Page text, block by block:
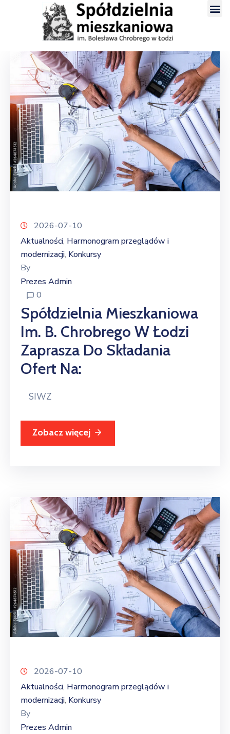
2026-07-10
Aktualności‚ Harmonogram przeglądów i
modernizacji‚ Konkursy
By
Prezes Admin
0
Spółdzielnia Mieszkaniowa
Im. B. Chrobrego W Łodzi
Zaprasza Do Składania
Ofert Na:
SIWZ
Zobacz więcej
2026-07-10
Aktualności‚ Harmonogram przeglądów i
modernizacji‚ Konkursy
By
Prezes Admin